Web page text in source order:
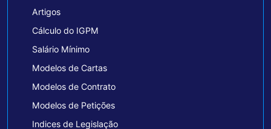
Artigos
Cálculo do IGPM
Salário Mínimo
Modelos de Cartas
Modelos de Contrato
Modelos de Petições
Indices de Legislação